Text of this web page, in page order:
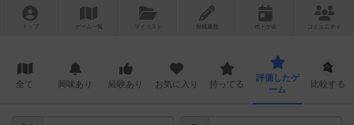
トップ ゲーム一覧 マイリスト 投稿履歴 ボ ドゲ コミュニティ
全て 興味あり 経験あり お気に入り 持ってる
評価したゲ
ーム
比較する